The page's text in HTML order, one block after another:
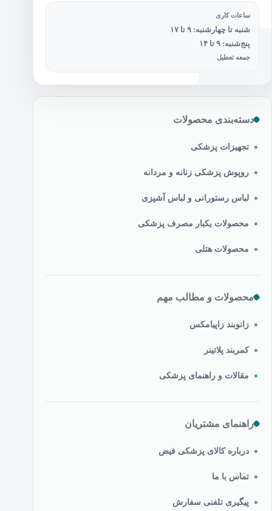
ساعات کاری
شنبه تا چهارشنبه: ۹ تا ۱۷
پنج‌شنبه: ۹ تا ۱۴
جمعه تعطیل
دسته‌بندی محصولات
تجهیزات پزشکی
روپوش پزشکی زنانه و مردانه
لباس رستورانی و لباس آشپزی
محصولات یکبار مصرف پزشکی
محصولات هتلی
محصولات و مطالب مهم
زانوبند زاپیامکس
کمربند پلاتینر
مقالات و راهنمای پزشکی
راهنمای مشتریان
درباره کالای پزشکی فیض
تماس با ما
پیگیری تلفنی سفارش